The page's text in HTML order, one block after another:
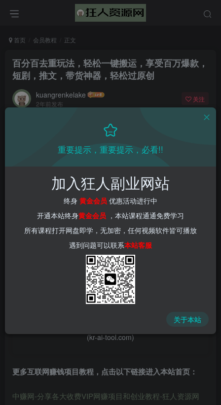
首页 会员教程 正文
百分百去重玩法，轻松一键搬运，享受百万爆款，
短剧，推文，带货神器，轻松过原创
kuangrenkelake
2年前发布
关注
📌 1000➕互联网副业项目教程，更多网赚项目，点击以下
链接进入本站首页：
中赚网 - 分享各大收费VIP网赚项目和创业教程 - 狂人资源
(kr-ai-tool.com)
更多互联网赚钱项目教程，点击以下链接进入本站首页 ：
中赚网-分享各大收费VIP网赚项目和创业教程-狂人资源网
重要提示，重要提示，必看!!
加入狂人副业网站
终身 黄金会员 优惠活动进行中
开通本站终身黄金会员 ，本站课程通通免费学习
所有课程打开网盘即学，无加密，任何视频软件皆可播放
遇到问题可以联系本站客服
关于本站